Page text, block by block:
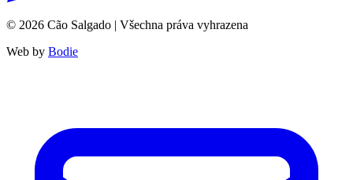
© 2026 Cão Salgado | Všechna práva vyhrazena
Web by Bodie